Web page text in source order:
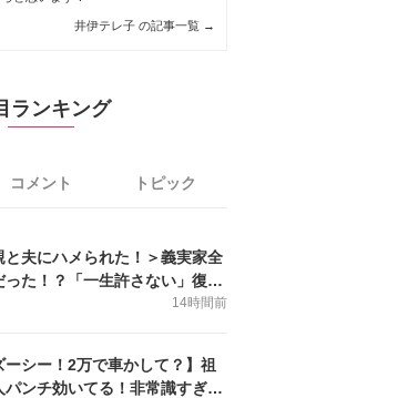
井伊テレ子 の記事一覧 →
ランキング
コメント トピック
と夫にハメられた！＞義実家全
った！？「一生許さない」復讐
第6話まんが】
14時間前
ーシー！2万で車かして？】祖
パンチ効いてる！非常識すぎ＜